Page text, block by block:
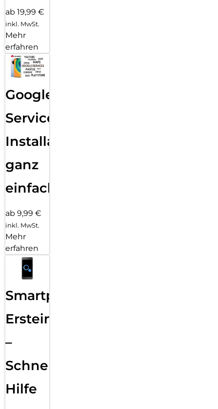
ab 19,99 €
inkl. MwSt.
Mehr
erfahren
Google
Services
Installation
ganz
einfach
ab 9,99 €
inkl. MwSt.
Mehr
erfahren
Smartphone
Ersteinrichtung
–
Schnelle
Hilfe